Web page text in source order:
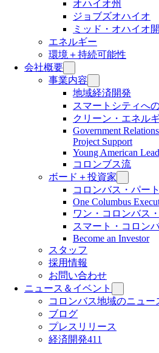
オハイオ州
ジョブズオハイオ
ミッド・オハイオ
エネルギー
環境＋持続可能性
会社概要
事業内容
地域経済開発
スマートシティへ
クリーン・エネル
Government
Project Support
Young American
コロンブス流
ボード＋投資家
コロンバス・パー
One Columbus
ワン・コロンバス
スマート・コロン
Become an Investor
スタッフ
採用情報
お問い合わせ
ニュース＆イベント
コロンバス地域のニュー
ブログ
プレスリリース
経済開発411